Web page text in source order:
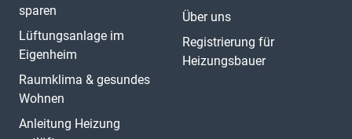
sparen
Lüftungsanlage im
Eigenheim
Raumklima & gesundes
Wohnen
Anleitung Heizung
Über uns
Registrierung für
Heizungsbauer